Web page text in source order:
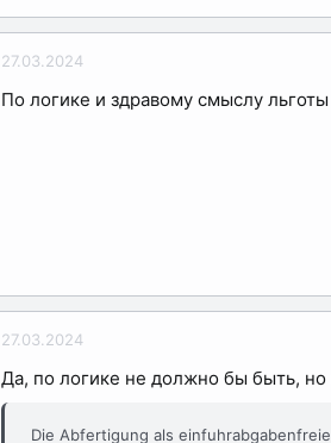
27.03.2024
По логике и здравому смыслу
27.03.2024
Да, по логике не должно бы быть, но
Die Abfertigung als